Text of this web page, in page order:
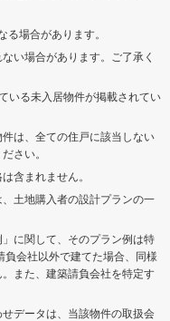
場合があります。
い場合があります。ご了承く
いる未入居物件が掲載されてい
は、全ての住戸に該当しない
さい。
含まれません。
土地購入者の設計プランの一
に関して、そのプラン例は特
会社以外で建てた場合、同様
また、建築請負会社を特定す
データは、当該物件の取扱会